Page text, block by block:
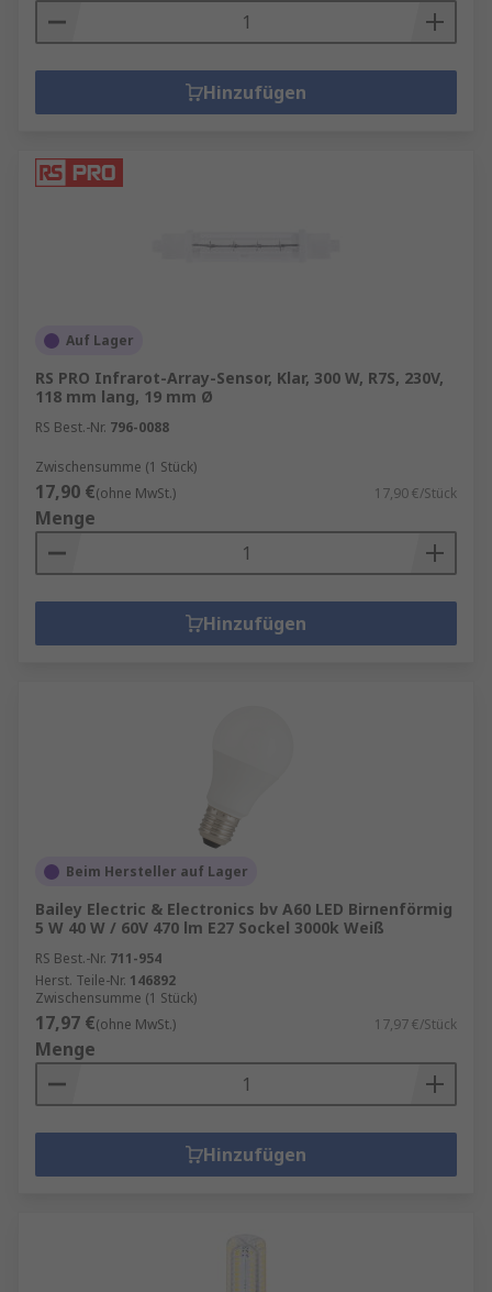
Hinzufügen
Auf Lager
RS PRO Infrarot-Array-Sensor, Klar, 300 W, R7S, 230V,
118 mm lang, 19 mm Ø
RS Best.-Nr. 796-0088
Zwischensumme (1 Stück)
17,90 €(ohne MwSt.) 17,90 €/Stück
Menge
Hinzufügen
Beim Hersteller auf Lager
Bailey Electric & Electronics bv A60 LED Birnenförmig
5 W 40 W / 60V 470 lm E27 Sockel 3000k Weiß
RS Best.-Nr. 711-954
Herst. Teile-Nr. 146892
Zwischensumme (1 Stück)
17,97 €(ohne MwSt.) 17,97 €/Stück
Menge
Hinzufügen